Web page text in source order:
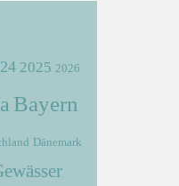
2025 2026
Bayern
Dänemark